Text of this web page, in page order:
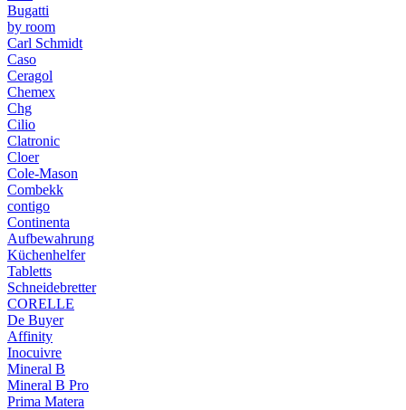
Bugatti
by room
Carl Schmidt
Caso
Ceragol
Chemex
Chg
Cilio
Clatronic
Cloer
Cole-Mason
Combekk
contigo
Continenta
Aufbewahrung
Küchenhelfer
Tabletts
Schneidebretter
CORELLE
De Buyer
Affinity
Inocuivre
Mineral B
Mineral B Pro
Prima Matera